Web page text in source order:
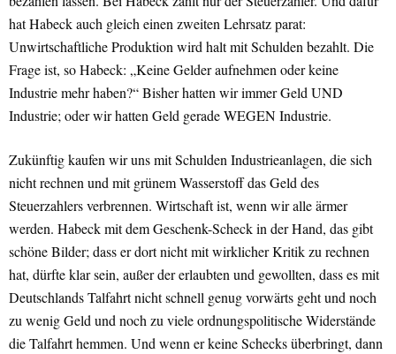
hat Habeck auch gleich einen zweiten Lehrsatz parat:
Unwirtschaftliche Produktion wird halt mit Schulden bezahlt. Die
Frage ist, so Habeck: „Keine Gelder aufnehmen oder keine
Industrie mehr haben?“ Bisher hatten wir immer Geld UND
Industrie; oder wir hatten Geld gerade WEGEN Industrie.
Zukünftig kaufen wir uns mit Schulden Industrieanlagen, die sich
nicht rechnen und mit grünem Wasserstoff das Geld des
Steuerzahlers verbrennen. Wirtschaft ist, wenn wir alle ärmer
werden. Habeck mit dem Geschenk-Scheck in der Hand, das gibt
schöne Bilder; dass er dort nicht mit wirklicher Kritik zu rechnen
hat, dürfte klar sein, außer der erlaubten und gewollten, dass es mit
Deutschlands Talfahrt nicht schnell genug vorwärts geht und noch
zu wenig Geld und noch zu viele ordnungspolitische Widerstände
die Talfahrt hemmen. Und wenn er keine Schecks überbringt, dann